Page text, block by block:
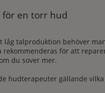
en torr hud
låg talproduktion behöver
rekommenderas för att
du sover mer.
hudterapeuter gällande